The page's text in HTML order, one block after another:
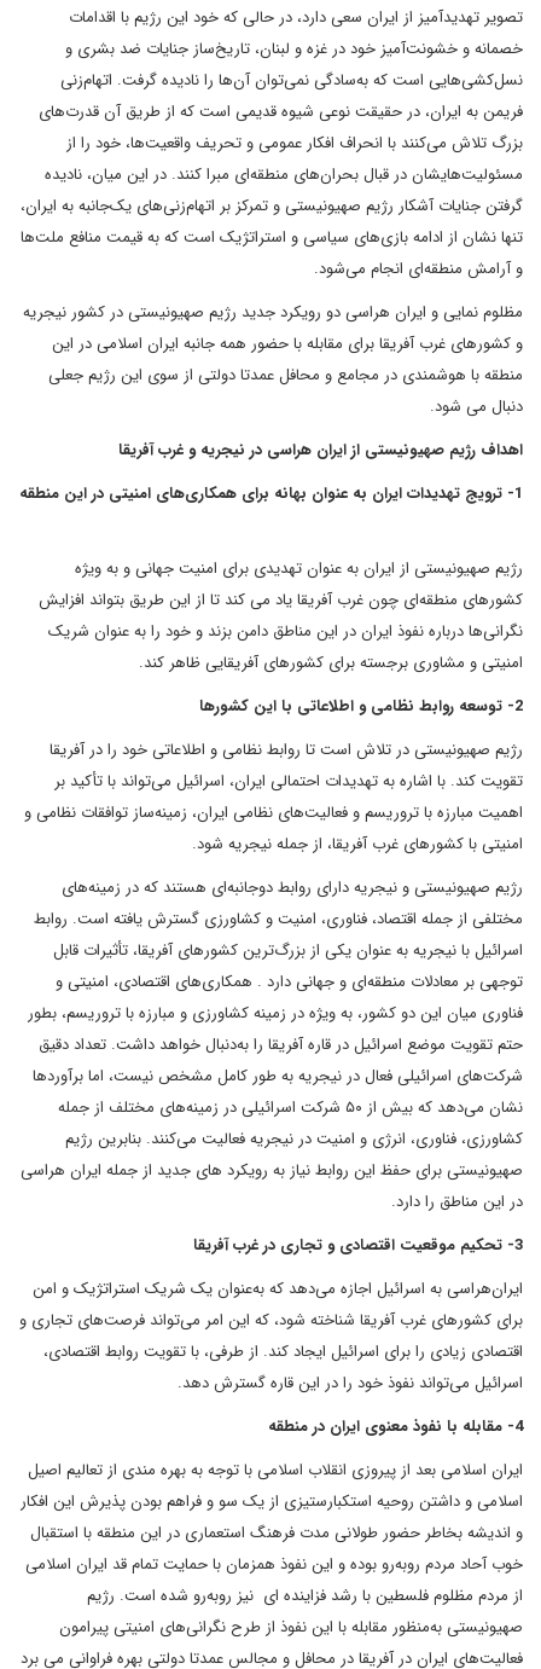
تصویر تهدیدآمیز از ایران سعی دارد، در حالی که خود این رژیم با اقدامات
خصمانه و خشونت‌آمیز خود در غزه و لبنان، تاریخ‌ساز جنایات ضد بشری و
نسل‌کشی‌هایی است که به‌سادگی نمی‌توان آن‌ها را نادیده گرفت. اتهام‌زنی
فریمن به ایران، در حقیقت نوعی شیوه قدیمی است که از طریق آن قدرت‌های
بزرگ تلاش می‌کنند با انحراف افکار عمومی و تحریف واقعیت‌ها، خود را از
مسئولیت‌هایشان در قبال بحران‌های منطقه‌ای مبرا کنند. در این میان، نادیده
گرفتن جنایات آشکار رژیم صهیونیستی و تمرکز بر اتهام‌زنی‌های یک‌جانبه به ایران،
تنها نشان از ادامه بازی‌های سیاسی و استراتژیک است که به قیمت منافع ملت‌ها
و آرامش منطقه‌ای انجام می‌شود.
مظلوم نمایی و ایران هراسی دو رویکرد جدید رژیم صهیونیستی در کشور نیجریه
و کشورهای غرب آفریقا برای مقابله با حضور همه جانبه ایران اسلامی در این
منطقه با هوشمندی در مجامع و محافل عمدتا دولتی از سوی این رژیم جعلی
دنبال می شود.
اهداف رژیم صهیونیستی از ایران هراسی در نیجریه و غرب آفریقا
1- ترویج تهدیدات ایران به عنوان بهانه برای همکاری‌های امنیتی در این منطقه
رژیم صهیونیستی از ایران به عنوان تهدیدی برای امنیت جهانی و به ویژه
کشورهای منطقه‌ای چون غرب آفریقا یاد می کند تا از این طریق بتواند افزایش
نگرانی‌ها درباره نفوذ ایران در این مناطق دامن بزند و خود را به ‌عنوان شریک
امنیتی و مشاوری برجسته برای کشورهای آفریقایی ظاهر کند.
2- توسعه روابط نظامی و اطلاعاتی با این کشورها
رژیم صهیونیستی در تلاش است تا روابط نظامی و اطلاعاتی خود را در آفریقا
تقویت کند. با اشاره به تهدیدات احتمالی ایران، اسرائیل می‌تواند با تأکید بر
اهمیت مبارزه با تروریسم و فعالیت‌های نظامی ایران، زمینه‌ساز توافقات نظامی و
امنیتی با کشورهای غرب آفریقا، از جمله نیجریه شود.
رژیم صهیونیستی و نیجریه دارای روابط دوجانبه‌ای هستند که در زمینه‌های
مختلفی از جمله اقتصاد، فناوری، امنیت و کشاورزی گسترش یافته است. روابط
اسرائیل با نیجریه به عنوان یکی از بزرگ‌ترین کشورهای آفریقا، تأثیرات قابل
توجهی بر معادلات منطقه‌ای و جهانی دارد . همکاری‌های اقتصادی، امنیتی و
فناوری میان این دو کشور، به ویژه در زمینه کشاورزی و مبارزه با تروریسم، بطور
حتم تقویت موضع اسرائیل در قاره آفریقا را به‌دنبال خواهد داشت. تعداد دقیق
شرکت‌های اسرائیلی فعال در نیجریه به طور کامل مشخص نیست، اما برآوردها
نشان می‌دهد که بیش از ۵۰ شرکت اسرائیلی در زمینه‌های مختلف از جمله
کشاورزی، فناوری، انرژی و امنیت در نیجریه فعالیت می‌کنند. بنابرین رژیم
صهیونیستی برای حفظ این روابط نیاز به رویکرد های جدید از جمله ایران هراسی
در این مناطق را دارد.
3- تحکیم موقعیت اقتصادی و تجاری در غرب آفریقا
ایران‌هراسی به اسرائیل اجازه می‌دهد که به‌عنوان یک شریک استراتژیک و امن
برای کشورهای غرب آفریقا شناخته شود، که این امر می‌تواند فرصت‌های تجاری و
اقتصادی زیادی را برای اسرائیل ایجاد کند. از طرفی، با تقویت روابط اقتصادی،
اسرائیل می‌تواند نفوذ خود را در این قاره گسترش دهد.
4- مقابله با نفوذ معنوی ایران در منطقه
ایران اسلامی بعد از پیروزی انقلاب اسلامی با توجه به بهره مندی از تعالیم اصیل
اسلامی و داشتن روحیه استکبارستیزی از یک سو و فراهم بودن پذیرش این افکار
و اندیشه بخاطر حضور طولانی مدت فرهنگ استعماری در این منطقه با استقبال
خوب آحاد مردم روبه‌رو بوده و این نفوذ همزمان با حمایت تمام قد ایران اسلامی
از مردم مظلوم فلسطین با رشد فزاینده ای نیز روبه‌رو شده است. رژیم
صهیونیستی به‌منظور مقابله با این نفوذ از طرح نگرانی‌های امنیتی پیرامون
فعالیت‌های ایران در آفریقا در محافل و مجالس عمدتا دولتی بهره فراوانی می برد